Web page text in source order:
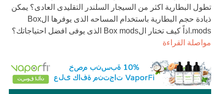
تطول البطارية اكثر من السيجار السلندر التقليدى العادى؟ يمكن
ذيادة حجم البطارية باستخدام المساحه الذى يوفرها الBox
mods.اذاً كيف تختار الBox mods الذى يوفى افضل احتياجاتك؟
مواصلة القراءة